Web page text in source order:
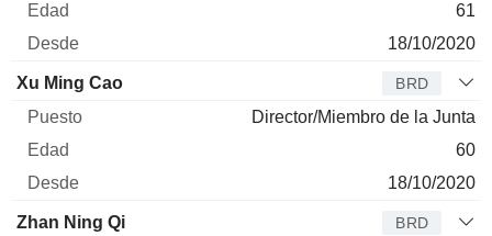
61
18/10/2020
Xu Ming Cao BRD
Director/Miembro de la Junta
60
18/10/2020
Zhan Ning Qi BRD